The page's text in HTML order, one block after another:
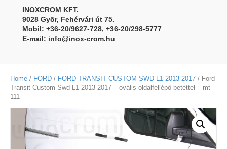
INOXCROM KFT.
9028 Gyõr, Fehérvári út 75.
Mobil: +36-20/9627-728, +36-20/298-5777
E-mail: info@inox-crom.hu
Home / FORD / FORD TRANSIT CUSTOM SWD L1 2013-2017 / Ford
Transit Custom Swd L1 2013 2017 – ovális oldalfellépő betéttel – mt-
111